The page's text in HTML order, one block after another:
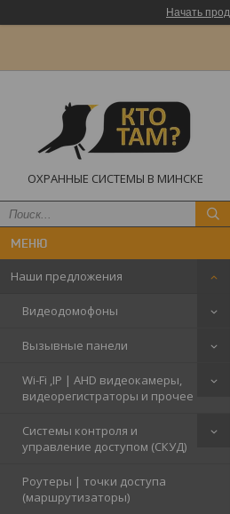
Начать
ОХРАННЫЕ СИСТЕМЫ В МИНСКЕ
Наши предложения
Видеодомофоны
Вызывные панели
Wi-Fi ,IP | AHD видеокамеры,
видеорегистраторы и прочее
Системы контроля и
управление доступом (СКУД)
Роутеры | точки доступа
(маршрутизаторы)